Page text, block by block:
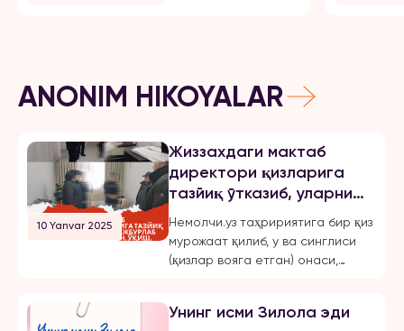
ANONIM HIKOYALAR
10 Yanvar 2025
Жиззахдаги мактаб
директори қизларига
тазйиқ ўтказиб, уларни
мажбурлаб турмушга
чиқарган, ўқиш,
ишлашдан маҳрум қилган
Немолчи.уз таҳририятига бир қиз
мурожаат қилиб, у ва синглиси
(қизлар вояга етган) онаси,
Хасанова томонидан бир неча
Унинг исми Зилола эди